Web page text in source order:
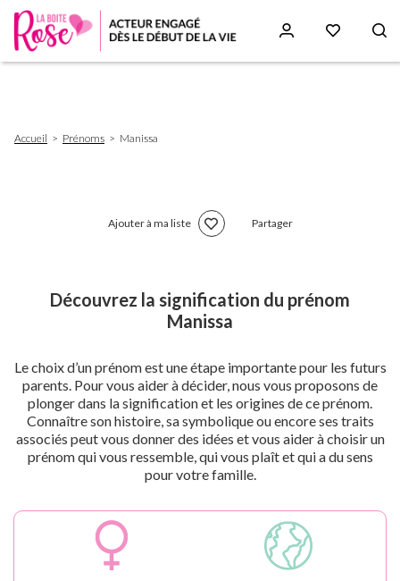
d'Ariane
Accueil Prénoms Manissa
Ajouter à ma liste Partager
Découvrez la signification du prénom
Manissa
Le choix d’un prénom est une étape importante pour les futurs
parents. Pour vous aider à décider, nous vous proposons de
plonger dans la signification et les origines de ce prénom.
Connaître son histoire, sa symbolique ou encore ses traits
associés peut vous donner des idées et vous aider à choisir un
prénom qui vous ressemble, qui vous plaît et qui a du sens
pour votre famille.